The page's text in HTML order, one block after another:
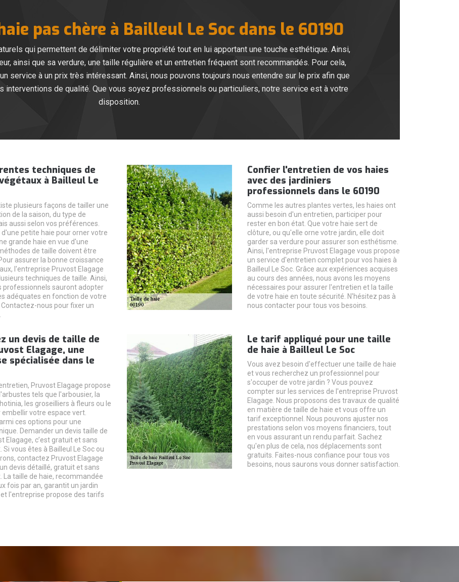
pas chère à Bailleul Le Soc dans le 60190
qui permettent de délimiter votre propriété tout en lui apportant une touche esthétique. Ainsi,
ainsi que sa verdure, une taille régulière et un entretien fréquent sont recommandés. Pour cela,
service à un prix très intéressant. Ainsi, nous pouvons toujours nous entendre sur le prix afin que
interventions de qualité. Que vous soyez professionnels ou particuliers, notre service est à votre
disposition.
techniques de
à Bailleul Le
plusieurs façons de tailler une
de la saison, du type de
aussi selon vos préférences.
d'une petite haie pour orner votre
grande haie en vue d'une
de taille doivent être
assurer la bonne croissance
l'entreprise Pruvost Elagage
techniques de taille. Ainsi,
professionnels sauront adopter
adéquates en fonction de votre
nous pour fixer un
Confier l'entretien de vos haies
avec des jardiniers
professionnels dans le 60190
Comme les autres plantes vertes, les haies ont
aussi besoin d'un entretien, participer pour
rester en bon état. Que votre haie sert de
clôture, ou qu'elle orne votre jardin, elle doit
garder sa verdure pour assurer son esthétisme.
Ainsi, l'entreprise Pruvost Elagage vous propose
un service d'entretien complet pour vos haies à
Bailleul Le Soc. Grâce aux expériences acquises
au cours des années, nous avons les moyens
nécessaires pour assurer l'entretien et la taille
de votre haie en toute sécurité. N'hésitez pas à
nous contacter pour tous vos besoins.
un devis de taille de
Elagage, une
spécialisée dans le
Pruvost Elagage propose
tels que l'arbousier, la
les groseilliers à fleurs ou le
votre espace vert.
ces options pour une
Demander un devis taille de
Elagage, c’est gratuit et sans
vous êtes à Bailleul Le Soc ou
contactez Pruvost Elagage
devis détaillé, gratuit et sans
La taille de haie, recommandée
fois par an, garantit un jardin
l'entreprise propose des tarifs
Le tarif appliqué pour une taille
de haie à Bailleul Le Soc
Vous avez besoin d'effectuer une taille de haie
et vous recherchez un professionnel pour
s'occuper de votre jardin ? Vous pouvez
compter sur les services de l'entreprise Pruvost
Elagage. Nous proposons des travaux de qualité
en matière de taille de haie et vous offre un
tarif exceptionnel. Nous pouvons ajuster nos
prestations selon vos moyens financiers, tout
en vous assurant un rendu parfait. Sachez
qu'en plus de cela, nos déplacements sont
gratuits. Faites-nous confiance pour tous vos
besoins, nous saurons vous donner satisfaction.